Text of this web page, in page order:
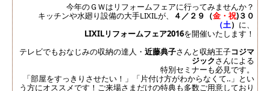
今年のＧＷはリフォームフェアに行ってみませんか？
キッチンや水廻り設備の大手LIXILが、
４／２９（金・祝)３０
（土） に、
LIXILリフォームフェア2016を開催いたします！
テレビでもおなじみの収納の達人・ 近藤典子さんと収納王子コジマ
ジックさんによる
特別セミナーも必見です。
「部屋をすっきりさせたい！」「片付け方がわからなくて‥」とい
う方にオススメです！ご来場さまだけの特典も多数ご用意しており